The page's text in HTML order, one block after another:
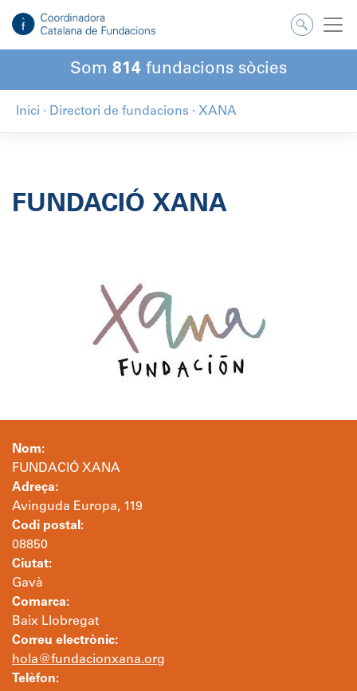
contingut
Som 814 fundacions sòcies
Inici · Directori de fundacions · XANA
FUNDACIÓ XANA
Nom:
FUNDACIÓ XANA
Adreça:
Avinguda Europa, 119
Codi postal:
08850
Ciutat:
Gavà
Comarca:
Baix Llobregat
Correu electrònic:
hola@fundacionxana.org
Telèfon: